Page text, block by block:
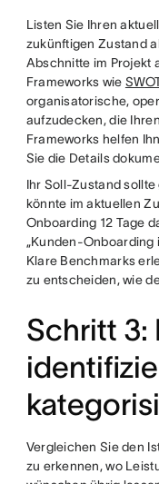
Listen Sie Ihren
zukünftigen Zustand
Abschnitte im Projekt
Frameworks wie
organisatorische,
aufzudecken, die
Frameworks helfen
Sie die Details
Ihr Soll-Zustand sollte
könnte im aktuellen
Onboarding 12 Tage
„Kunden-Onboarding
Klare Benchmarks
zu entscheiden, wie
Schritt 3:
Vergleichen Sie den
zu erkennen, wo